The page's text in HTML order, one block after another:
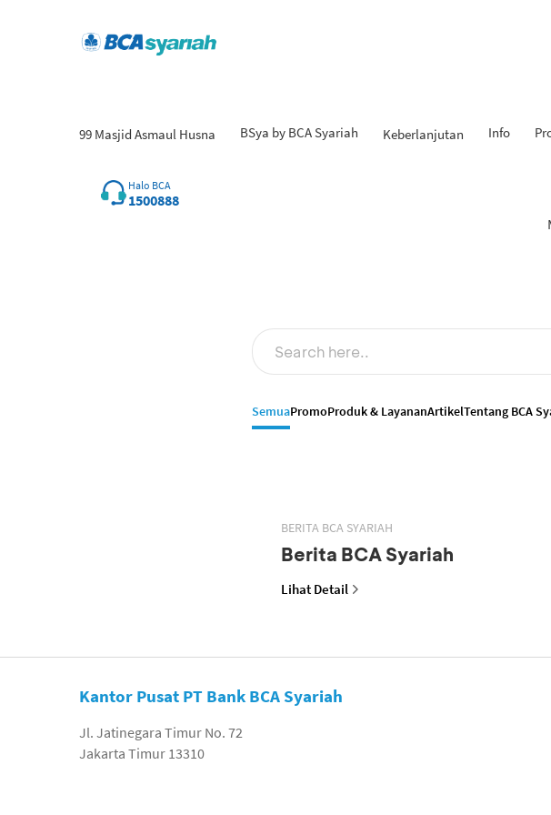
99 Masjid Asmaul Husna BSya by BCA Syariah Keberlanjutan Info
Halo BCA
1500888
SemuaPromoProduk & LayananArtikelTentang BCA
BERITA BCA SYARIAH
Berita BCA Syariah
Lihat Detail
Kantor Pusat PT Bank BCA Syariah
Jl. Jatinegara Timur No. 72
Jakarta Timur 13310